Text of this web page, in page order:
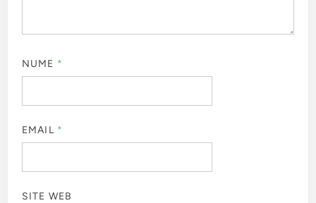
NUME *
EMAIL *
SITE WEB